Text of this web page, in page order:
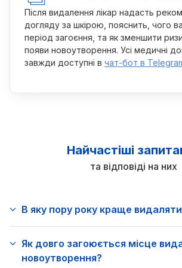
Після видалення лікар надаcть
догляду за шкірою, пояснить, чого
період загоєння, та як зменшити
появи новоутворення. Усі медичні
завжди доступні в чат-бот в
Найчастіші
та відповіді на них
В яку пору року краще
Як довго загоюється місце
новоутворення?